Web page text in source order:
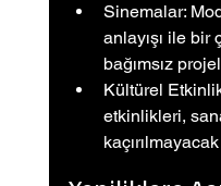
Sinemalar:
anlayışı ile
bağımsız
Kültürel
etkinlikleri,